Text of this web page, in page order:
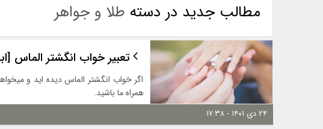
مطالب جدید در دسته طلا و جواهر
تعبیر خواب انگشتر الماس
اگر خواب انگشتر الماس دیده اید و
همراه ما باشید.
۲۴ دی ۱۴۰۱ - ۱۷:۳۸